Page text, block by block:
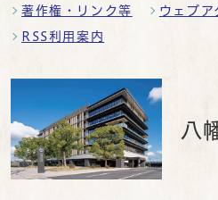
著作権・リンク等 ウェブア
RSS利用案内
八